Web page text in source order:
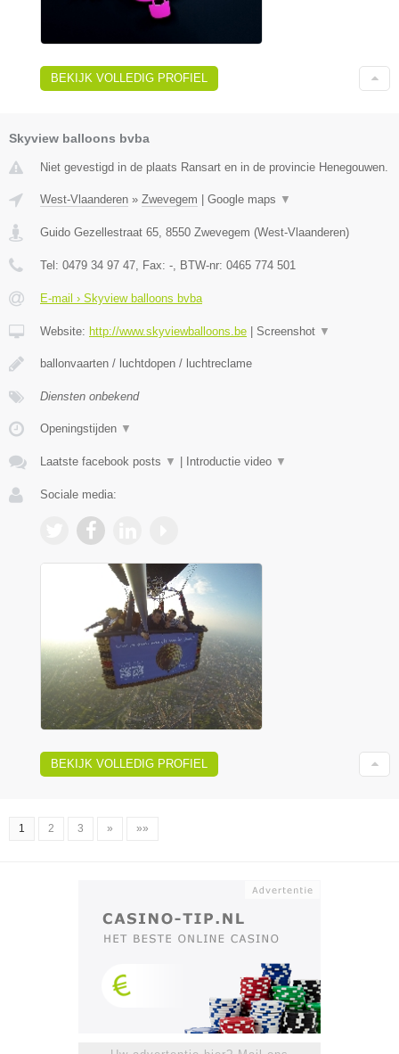
BEKIJK VOLLEDIG PROFIEL
Skyview balloons bvba
Niet gevestigd in de plaats Ransart en in de provincie Henegouwen.
West-Vlaanderen » Zwevegem Google maps ▼
Guido Gezellestraat 65, 8550 Zwevegem (West-Vlaanderen)
Tel: 0479 34 97 47, Fax: -, BTW-nr: 0465 774 501
E-mail › Skyview balloons bvba
Website: http://www.skyviewballoons.be Screenshot ▼
ballonvaarten / luchtdopen / luchtreclame
Diensten onbekend
Openingstijden ▼
Laatste facebook posts ▼ Introductie video ▼
Sociale media:
BEKIJK VOLLEDIG PROFIEL
1 2 3 » »»